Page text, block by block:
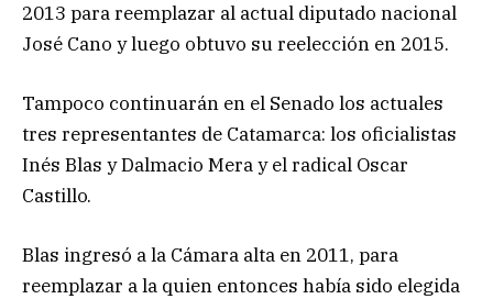
2013 para reemplazar al actual diputado nacional
José Cano y luego obtuvo su reelección en 2015.
Tampoco continuarán en el Senado los actuales
tres representantes de Catamarca: los oficialistas
Inés Blas y Dalmacio Mera y el radical Oscar
Castillo.
Blas ingresó a la Cámara alta en 2011, para
reemplazar a la quien entonces había sido elegida